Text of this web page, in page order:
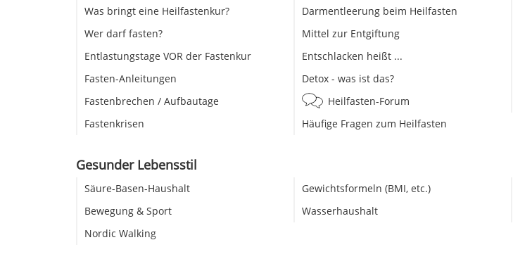
Was bringt eine Heilfastenkur?
Wer darf fasten?
Entlastungstage VOR der Fastenkur
Fasten-Anleitungen
Fastenbrechen / Aufbautage
Fastenkrisen
Darmentleerung beim Heilfasten
Mittel zur Entgiftung
Entschlacken heißt ...
Detox - was ist das?
Heilfasten-Forum
Häufige Fragen zum Heilfasten
Gesunder Lebensstil
Säure-Basen-Haushalt
Bewegung & Sport
Nordic Walking
Gewichtsformeln (BMI, etc.)
Wasserhaushalt